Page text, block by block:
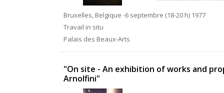
Bruxelles, Belgique -6 septembre (18-20 h) 1977
Travail in situ
Palais des Beaux-Arts
"On site - An exhibition of works and
Arnolfini"